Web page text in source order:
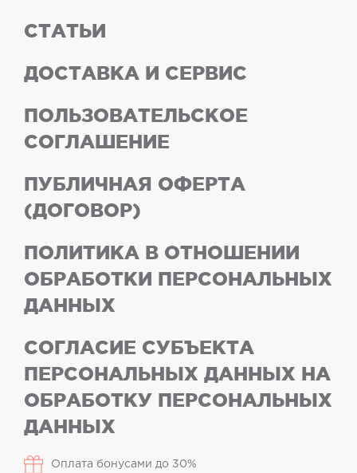
СТАТЬИ
ДОСТАВКА И СЕРВИС
ПОЛЬЗОВАТЕЛЬСКОЕ
СОГЛАШЕНИЕ
ПУБЛИЧНАЯ ОФЕРТА
(ДОГОВОР)
ПОЛИТИКА В ОТНОШЕНИИ
ОБРАБОТКИ ПЕРСОНАЛЬНЫХ
ДАННЫХ
СОГЛАСИЕ СУБЪЕКТА
ПЕРСОНАЛЬНЫХ ДАННЫХ НА
ОБРАБОТКУ ПЕРСОНАЛЬНЫХ
ДАННЫХ
Оплата бонусами до 30%